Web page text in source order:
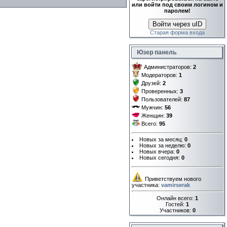
или войти под своим логином и
паролем!
Войти через uID
Старая форма входа
Юзер панель
Администраторов: 2
Модераторов: 1
Друзей: 2
Проверенных: 3
Пользователей: 87
Мужчин: 56
Женщин: 39
Всего: 95
Новых за месяц: 0
Новых за неделю: 0
Новых вчера: 0
Новых сегодня: 0
Приветствуем нового
участника: vamirserak
Онлайн всего: 1
Гостей: 1
Участников: 0